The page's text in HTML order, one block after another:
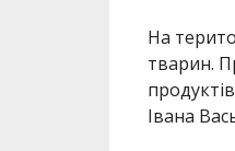
На
тварин.
Івана